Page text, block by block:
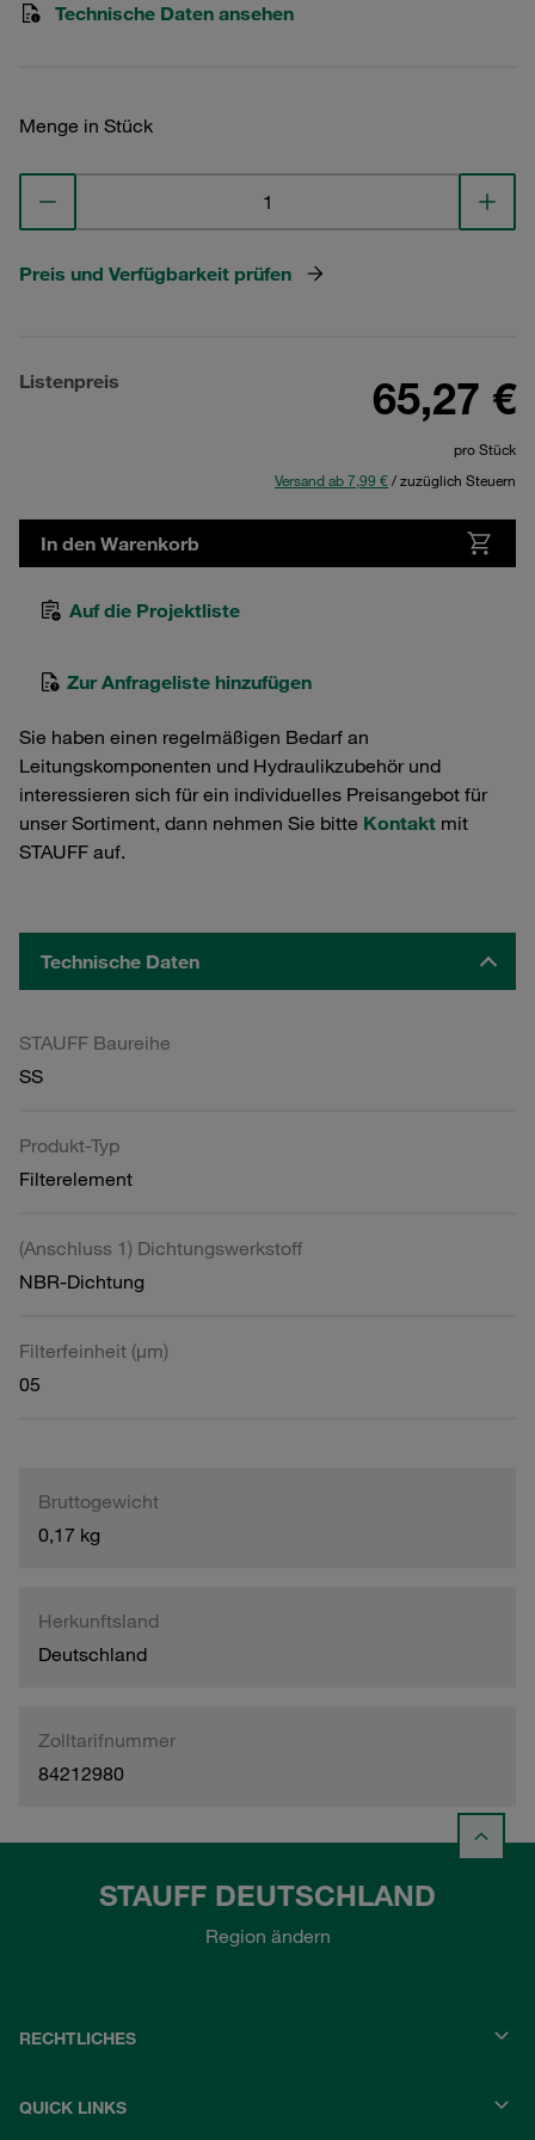
Technische Daten ansehen
Menge in Stück
Preis und Verfügbarkeit prüfen
Listenpreis 65,27 €
pro Stück
Versand ab 7,99 €/ zuzüglich Steuern
In den Warenkorb
Auf die Projektliste
Zur Anfrageliste hinzufügen
Sie haben einen regelmäßigen Bedarf an
Leitungskomponenten und Hydraulikzubehör und
interessieren sich für ein individuelles Preisangebot für
unser Sortiment, dann nehmen Sie bitte Kontakt mit
STAUFF auf.
Technische Daten
STAUFF Baureihe
SS
Produkt-Typ
Filterelement
(Anschluss 1) Dichtungswerkstoff
NBR-Dichtung
Filterfeinheit (µm)
05
Bruttogewicht
0,17 kg
Herkunftsland
Deutschland
Zolltarifnummer
84212980
STAUFF DEUTSCHLAND
Region ändern
RECHTLICHES
QUICK LINKS